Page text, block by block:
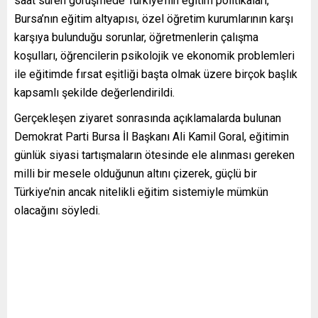
Bursa’nın eğitim altyapısı, özel öğretim kurumlarının karşı
karşıya bulunduğu sorunlar, öğretmenlerin çalışma
koşulları, öğrencilerin psikolojik ve ekonomik problemleri
ile eğitimde fırsat eşitliği başta olmak üzere birçok başlık
kapsamlı şekilde değerlendirildi.
Gerçekleşen ziyaret sonrasında açıklamalarda bulunan
Demokrat Parti Bursa İl Başkanı Ali Kamil Goral, eğitimin
günlük siyasi tartışmaların ötesinde ele alınması gereken
milli bir mesele olduğunun altını çizerek, güçlü bir
Türkiye’nin ancak nitelikli eğitim sistemiyle mümkün
olacağını söyledi.